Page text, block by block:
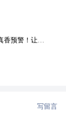
像PS一样自由！
写留言